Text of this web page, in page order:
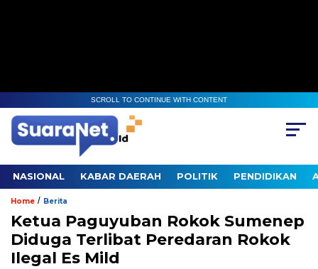
SCROLL TO CONTINUE WITH CONTENT
NASIONAL KABAR DAERAH POLITIK PENDIDIKAN
Home / Berita
Ketua Paguyuban Rokok Sumenep
Diduga Terlibat Peredaran Rokok
Ilegal Es Mild